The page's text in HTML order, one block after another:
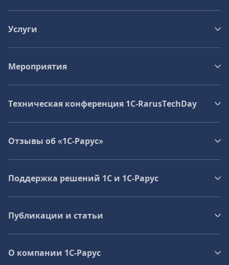
Услуги
Мероприятия
Техническая конференция 1C‑RarusTechDay
Отзывы об «1С-Рарус»
Поддержка решений 1С и 1С‑Рарус
Публикации и статьи
О компании 1C-Рарус